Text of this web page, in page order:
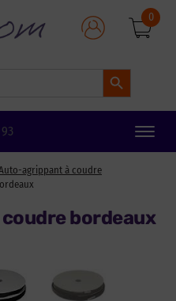
Search Button
0
Toggle
agrippant à coudre
bordeaux